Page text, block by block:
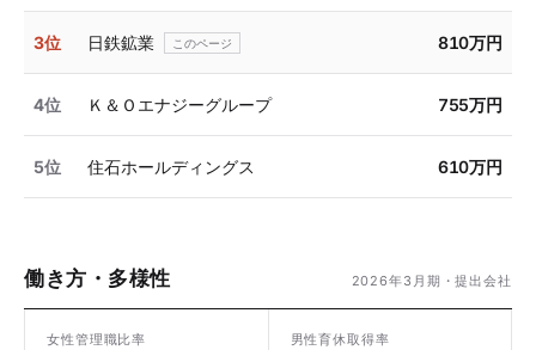
3位 日鉄鉱業 810万円
4位 Ｋ＆Ｏエナジーグループ 755万円
5位 住石ホールディングス 610万円
働き方・多様性 2026年3月期・提出会社
女性管理職比率 男性育休取得率